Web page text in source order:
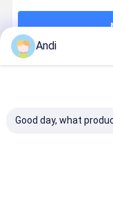
Andi
Good day, what